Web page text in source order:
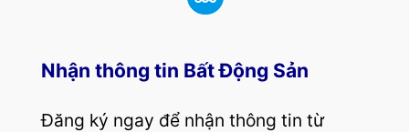
Nhận thông tin Bất Động Sản
Đăng ký ngay để nhận thông tin từ